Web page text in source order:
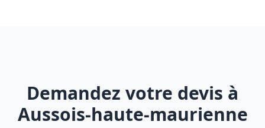
Demandez votre devis à
Aussois-haute-maurienne